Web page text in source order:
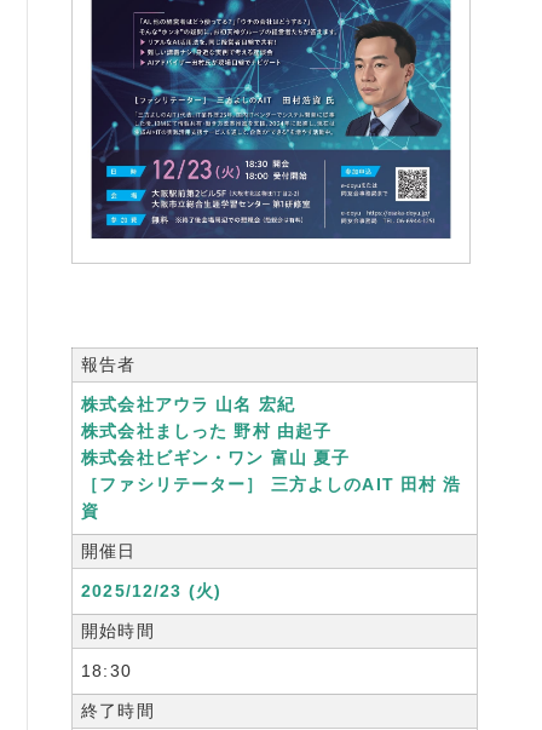
事務局のご案内
コンテンツ
06-6944-1251
FAX: 06-6941-8352
大阪市中央区農人橋2丁目-1-30 谷町八木ビル4F
報告者
株式会社アウラ 山名 宏紀
株式会社ましった 野村 由起子
株式会社ビギン・ワン 富山 夏子
［ファシリテーター］ 三方よしのAIT 田村 浩
資
開催日
2025/12/23 (火)
開始時間
18:30
終了時間